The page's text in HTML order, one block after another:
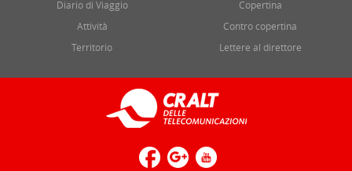
Diario di Viaggio
Attività
Territorio
Copertina
Contro copertina
Lettere al direttore